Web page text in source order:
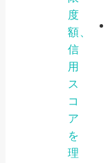
度
額、
信
用
ス
コ
ア
を
理